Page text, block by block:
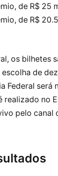
de R$ 25
de R$
os bilhetes
de
Federal será
realizado no
pelo canal